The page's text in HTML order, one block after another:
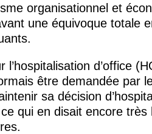
organisationnel et
une équivoque totale
l’hospitalisation d’office
être demandée par
sa décision
ce qui en disait encore